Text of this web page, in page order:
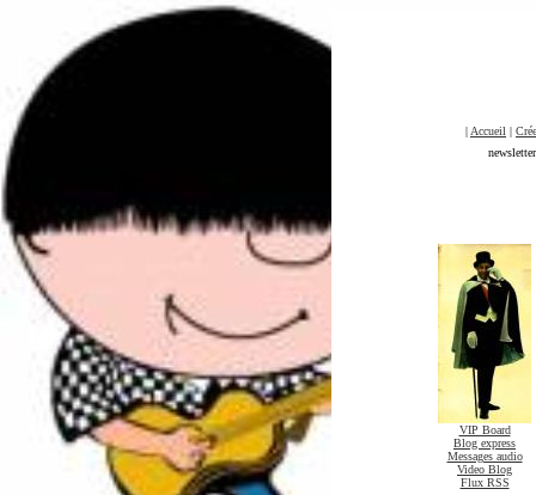
| Accueil |
VIP Board
Blog express
Messages audio
Video Blog
Flux RSS